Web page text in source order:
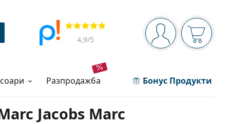
Navigation panel
Вие сте вписани
Прегледи
4,9/5
разпродажба Бонус Продукти
Jacobs Marc